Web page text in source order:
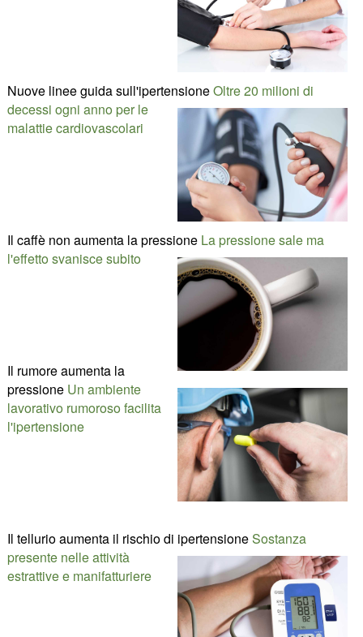
Nuove linee guida sull'ipertensioneOltre 20 milioni di
decessi ogni anno per le
malattie cardiovascolari
Il caffè non aumenta la pressione La pressione sale ma
l'effetto svanisce subito
Il rumore aumenta la
pressione Un ambiente
lavorativo rumoroso facilita
l'ipertensione
Il tellurio aumenta il rischio di ipertensioneSostanza
presente nelle attività
estrattive e manifatturiere